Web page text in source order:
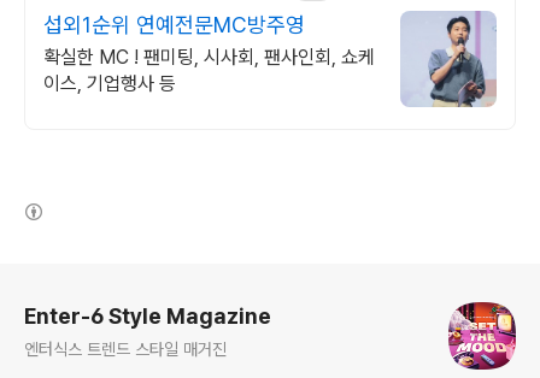
섭외1순위 연예전문MC방주영
확실한 MC ! 팬미팅, 시사회, 팬사인회, 쇼케
이스, 기업행사 등
Enter-6 Style Magazine
엔터식스 트렌드 스타일 매거진